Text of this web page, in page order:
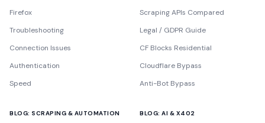
Firefox
Troubleshooting
Connection Issues
Authentication
Speed
Scraping APIs Compared
Legal / GDPR Guide
CF Blocks Residential
Cloudflare Bypass
Anti-Bot Bypass
BLOG: SCRAPING & AUTOMATION BLOG: AI & X402